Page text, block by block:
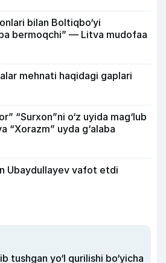
bilan Boltiqbo‘yi
bermoqchi” — Litva mudofaa
mehnati haqidagi gaplari
“Surxon”ni o‘z uyida mag‘lub
“Xorazm” uyda g‘alaba
Ubaydullayev vafot etdi
tushgan yo‘l qurilishi bo‘yicha